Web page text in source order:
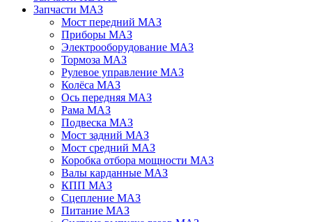
Запчасти МАЗ
Мост передний МАЗ
Приборы МАЗ
Электрооборудование МАЗ
Тормоза МАЗ
Рулевое управление МАЗ
Колёса МАЗ
Ось передняя МАЗ
Рама МАЗ
Подвеска МАЗ
Мост задний МАЗ
Мост средний МАЗ
Коробка отбора мощности МАЗ
Валы карданные МАЗ
КПП МАЗ
Сцепление МАЗ
Питание МАЗ